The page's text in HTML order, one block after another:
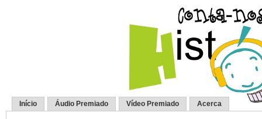
Início Áudio Premiado Vídeo Premiado Acerca